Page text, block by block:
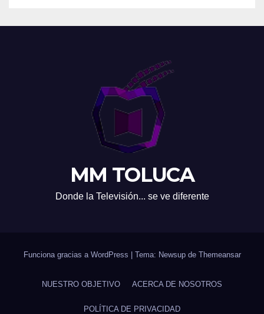
MM TOLUCA
Donde la Televisión... se ve diferente
Funciona gracias a WordPress Tema: Newsup de Themeansar
NUESTRO OBJETIVO ACERCA DE NOSOTROS
POLÍTICA DE PRIVACIDAD